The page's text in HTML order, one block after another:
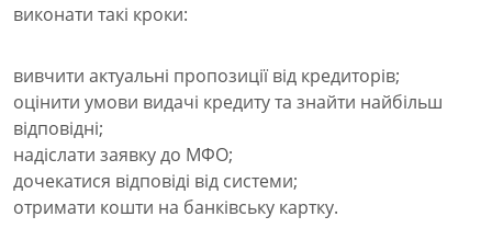
виконати такі кроки:
вивчити актуальні пропозиції від кредиторів;
оцінити умови видачі кредиту та знайти найбільш
відповідні;
надіслати заявку до МФО;
дочекатися відповіді від системи;
отримати кошти на банківську картку.